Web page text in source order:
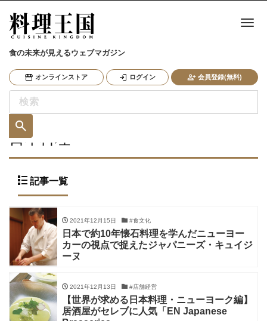
食の未来が見えるウェブマガジン
オンラインストア ログイン 会員登録(無料)
ナ
日本料理
記事一覧
2021年12月15日 #食文化
日本で約10年懐石料理を学んだニューヨー
カーの視点で捉えたジャパニーズ・キュイジ
ーヌ
2021年12月13日 #店舗経営
【世界が求める日本料理・ニューヨーク編】
居酒屋がセレブに人気「EN Japanese